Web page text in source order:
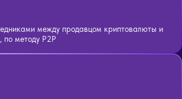
между продавцом криптовалюты и
по методу P2P